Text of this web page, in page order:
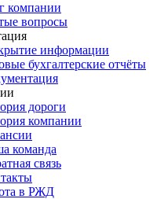
компании
вопросы
информации
бухгалтерские отчёты
дороги
компании
команда
связь
в РЖД